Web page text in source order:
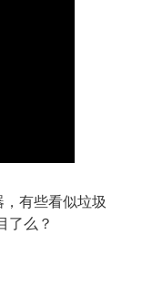
有些看似垃圾
了么？